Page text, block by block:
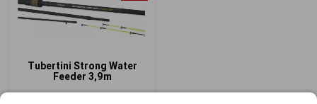
Tubertini Strong Water
Feeder 3,9m